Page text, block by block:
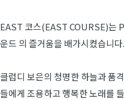
EAST 코스(EAST COURSE)는
운드 의 즐거움을 배가시켰습니다.
클럽디 보은의 청명한 하늘과 품
들에게 조용하고 행복한 노래를